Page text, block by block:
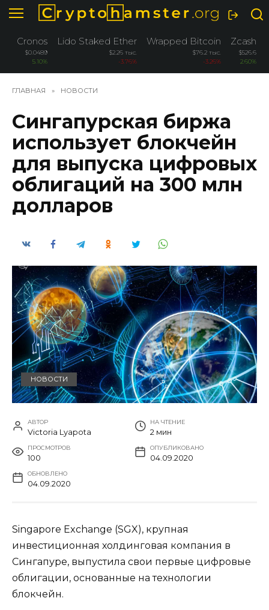
Перейти
содержанию
Cronos
$0.0489
5.10%
Lido Staked Ether
$2.26 тыс.
-3.76%
Wrapped Bitcoin
$76.2 тыс.
-3.26%
Zcash
$526.6
2.60%
ГЛАВНАЯ » НОВОСТИ
Сингапурская биржа
использует блокчейн
для выпуска цифровых
облигаций на 300 млн
долларов
НОВОСТИ
АВТОР
Victoria Lyapota
НА ЧТЕНИЕ
2 мин
ПРОСМОТРОВ
100
ОПУБЛИКОВАНО
04.09.2020
ОБНОВЛЕНО
04.09.2020
Singapore Exchange (SGX), крупная
инвестиционная холдинговая компания в
Сингапуре, выпустила свои первые цифровые
облигации, основанные на технологии
блокчейн.